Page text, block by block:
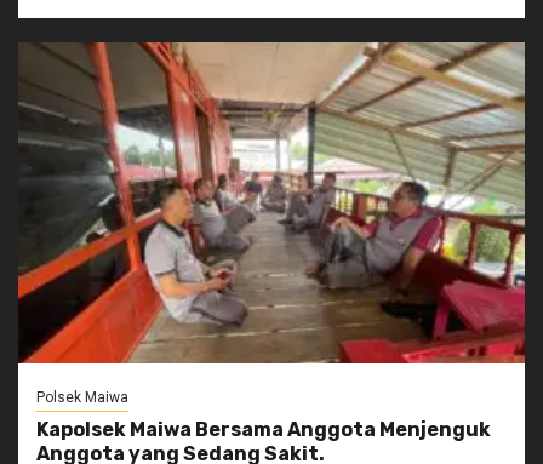
Polsek Maiwa
Kapolsek Maiwa Bersama Anggota Menjenguk
Anggota yang Sedang Sakit.